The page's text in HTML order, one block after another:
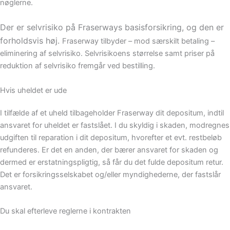
nøglerne.
Der er selvrisiko på Fraserways basisforsikring, og den er
forholdsvis høj. Fraserway tilbyder – mod særskilt betaling –
eliminering af selvrisiko. Selvrisikoens størrelse samt priser på
reduktion af selvrisiko fremgår ved bestilling.
Hvis uheldet er ude
I tilfælde af et uheld tilbageholder Fraserway dit depositum, indtil
ansvaret for uheldet er fastslået. I du skyldig i skaden, modregnes
udgiften til reparation i dit depositum, hvorefter et evt. restbeløb
refunderes. Er det en anden, der bærer ansvaret for skaden og
dermed er erstatningspligtig, så får du det fulde depositum retur.
Det er forsikringsselskabet og/eller myndighederne, der fastslår
ansvaret.
Du skal efterleve reglerne i kontrakten